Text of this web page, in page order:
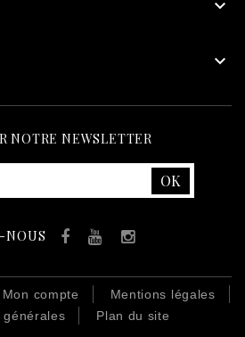


NOTRE NEWSLETTER
NOUS Facebook
YouTubeInstagram
Mon compte
Mentions légales
générales
Plan du site